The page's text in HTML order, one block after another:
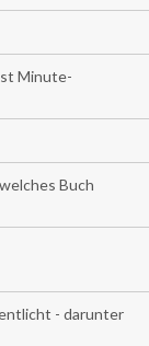
Minute-
Buch
- darunter